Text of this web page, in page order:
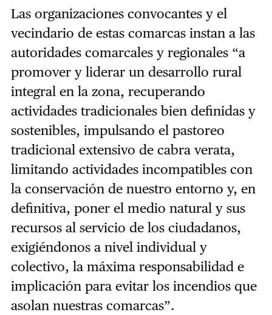
Las organizaciones convocantes y el
vecindario de estas comarcas instan a las
autoridades comarcales y regionales “a
promover y liderar un desarrollo rural
integral en la zona, recuperando
actividades tradicionales bien definidas y
sostenibles, impulsando el pastoreo
tradicional extensivo de cabra verata,
limitando actividades incompatibles con
la conservación de nuestro entorno y, en
definitiva, poner el medio natural y sus
recursos al servicio de los ciudadanos,
exigiéndonos a nivel individual y
colectivo, la máxima responsabilidad e
implicación para evitar los incendios que
asolan nuestras comarcas”.